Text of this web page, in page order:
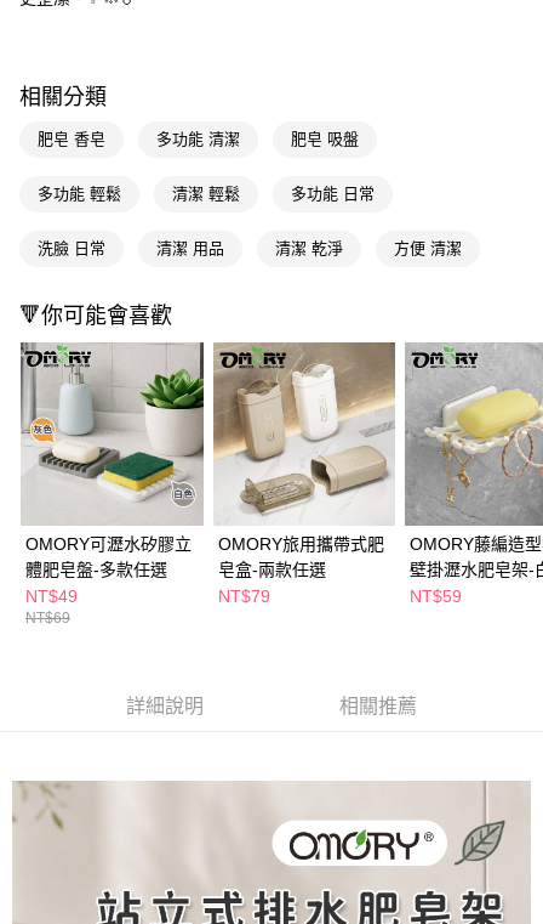
３．安心：先確認商品／服務後，再付款。
【「AFTEE先享後付」結帳流程】
２．訂單成立數日內，您將收到繳費通知簡訊。
ATM／網路銀行／等多元方式進行付款，方視為交易完成。
後付繳納相關費用。
※ 交易是否成功請以「AFTEE先享後付 」之結帳頁面顯示為準，若有關於
是否繳費成功／繳費後需取消欲退款等相關疑問，請聯繫「AFTEE先享後付
客戶支援中心」
https://netprotections.freshdesk.com/support/home
【注意事項】
１．透過由恩沛科技股份有限公司提供之「AFTEE先享後付」服務完成之交
易，需依本服務之必要範圍內提供個人資料，並將交易相關給付款項請求債
權轉讓予恩沛科技股份有限公司。
２．關於個人資料處理事宜，請瀏覽以下網址：
https://aftee.tw/terms/#terms3
３．未成年的使用者請事先徵得法定代理人或監護人之同意方可使用
「AFTEE先享後付」，若未經同意申辦者引起之損失，本公司不負相關責
任。
４．使用「AFTEE先享後付」時，將依據個別帳號之用戶狀況，依本公司即
恩沛科技股份有限公司將有權停止該用戶之使用額度並採取法律行動。
全家取貨付款
每筆NT$65，滿NT$390(含以上)免運費
萊爾富取貨付款
付款後萊爾富取貨
每筆NT$65，滿NT$490(含以上)免運費
7-11取貨付款
每筆NT$65，滿NT$490(含以上)免運費
付款後7-11取貨
每筆NT$65，滿NT$490(含以上)免運費
宅配(本島)
每筆NT$100，滿NT$790(含以上)免運費
相關分類
肥皂 香皂 多功能 清潔 肥皂 吸盤
多功能 輕鬆 清潔 輕鬆 多功能 日常
洗臉 日常 清潔 用品 清潔 乾淨 方便 清潔
🔻你可能會喜歡
OMORY可瀝水矽膠立
體肥皂盤-多款任選
NT$49
NT$69
OMORY旅用攜帶式肥
皂盒-兩款任選
NT$79
OMORY藤編造
壁掛瀝水肥皂架-
NT$59
詳細說明 相關推薦